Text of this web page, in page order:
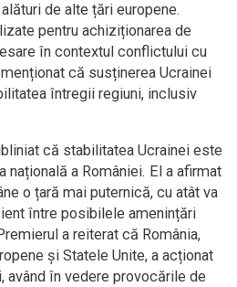
de alte țări europene.
pentru achiziționarea de
în contextul conflictului cu
că susținerea Ucrainei
întregii regiuni, inclusiv
că stabilitatea Ucrainei este
națională a României. El a afirmat
o țară mai puternică, cu atât va
între posibilele amenințări
a reiterat că România,
și Statele Unite, a acționat
având în vedere provocările de